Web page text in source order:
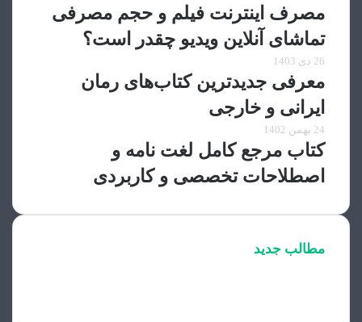
مصرف اینترنت فیلم و حجم مصرفی
تماشای آنلاین ویدیو چقدر است؟
26 دی 1403
معرفی جدیدترین کتاب‌های رمان
ایرانی و خارجی
24 بهمن 1402
کتاب مرجع کامل لغت نامه و
اصطلاحات تخصصی و کاربردی
مطالب جدید